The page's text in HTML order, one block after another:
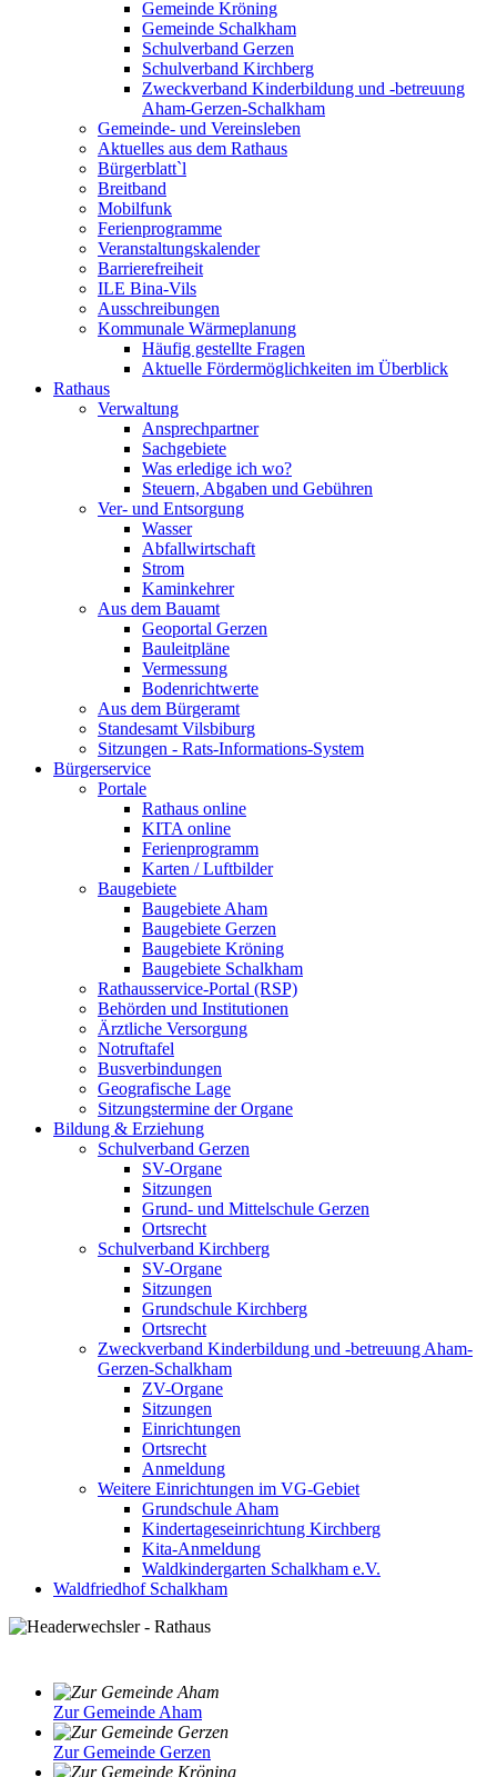
Gemeinde Kröning
Gemeinde Schalkham
Schulverband Gerzen
Schulverband Kirchberg
Zweckverband Kinderbildung und -betreuung
Aham-Gerzen-Schalkham
Gemeinde- und Vereinsleben
Aktuelles aus dem Rathaus
Bürgerblatt`l
Breitband
Mobilfunk
Ferienprogramme
Veranstaltungskalender
Barrierefreiheit
ILE Bina-Vils
Ausschreibungen
Kommunale Wärmeplanung
Häufig gestellte Fragen
Aktuelle Fördermöglichkeiten im Überblick
Rathaus
Verwaltung
Ansprechpartner
Sachgebiete
Was erledige ich wo?
Steuern, Abgaben und Gebühren
Ver- und Entsorgung
Wasser
Abfallwirtschaft
Strom
Kaminkehrer
Aus dem Bauamt
Geoportal Gerzen
Bauleitpläne
Vermessung
Bodenrichtwerte
Aus dem Bürgeramt
Standesamt Vilsbiburg
Sitzungen - Rats-Informations-System
Bürgerservice
Portale
Rathaus online
KITA online
Ferienprogramm
Karten / Luftbilder
Baugebiete
Baugebiete Aham
Baugebiete Gerzen
Baugebiete Kröning
Baugebiete Schalkham
Rathausservice-Portal (RSP)
Behörden und Institutionen
Ärztliche Versorgung
Notruftafel
Busverbindungen
Geografische Lage
Sitzungstermine der Organe
Bildung & Erziehung
Schulverband Gerzen
SV-Organe
Sitzungen
Grund- und Mittelschule Gerzen
Ortsrecht
Schulverband Kirchberg
SV-Organe
Sitzungen
Grundschule Kirchberg
Ortsrecht
Zweckverband Kinderbildung und -betreuung Aham-
Gerzen-Schalkham
ZV-Organe
Sitzungen
Einrichtungen
Ortsrecht
Anmeldung
Weitere Einrichtungen im VG-Gebiet
Grundschule Aham
Kindertageseinrichtung Kirchberg
Kita-Anmeldung
Waldkindergarten Schalkham e.V.
Waldfriedhof Schalkham
Zur Gemeinde Aham
Zur Gemeinde Gerzen